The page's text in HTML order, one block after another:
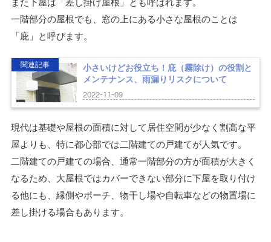
また下屋は「差し掛け屋根」とも呼ばれます。
一階部分の屋根でも、窓の上にある小さな屋根のことは
「庇」と呼びます。
関連記事
小さいけどお役立ち！庇（霧除け）の役割と
メンテナンス、雨漏りリスクについて
2022-11-09
現代は基礎や屋根の面積に対して居住空間が少なく割高な平
屋よりも、特に都心部では二階建ての戸建てが人気です。
二階建ての戸建ての場合、通常一階部分の方が面積が大きく
なるため、大屋根ではカバーできない部分に下屋を取り付け
る他にも、縁側やポーチ、物干し場や自転車などの物置場に
差し掛ける場合もあります。